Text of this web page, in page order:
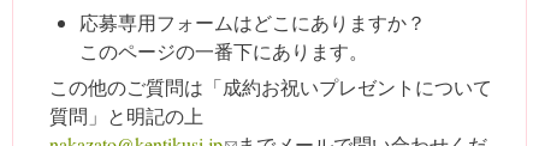
応募専用フォームはどこにありますか？
このページの一番下にあります。
この他のご質問は「成約お祝いプレゼントについて
質問」と明記の上